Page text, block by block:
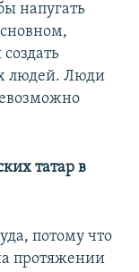
напугать
людей. Люди
татар в
потому что
протяжении